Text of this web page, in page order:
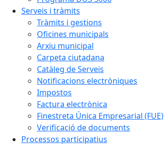
Serveis i tràmits
Tràmits i gestions
Oficines municipals
Arxiu municipal
Carpeta ciutadana
Catàleg de Serveis
Notificacions electròniques
Impostos
Factura electrònica
Finestreta Única Empresarial (FUE)
Verificació de documents
Processos participatius